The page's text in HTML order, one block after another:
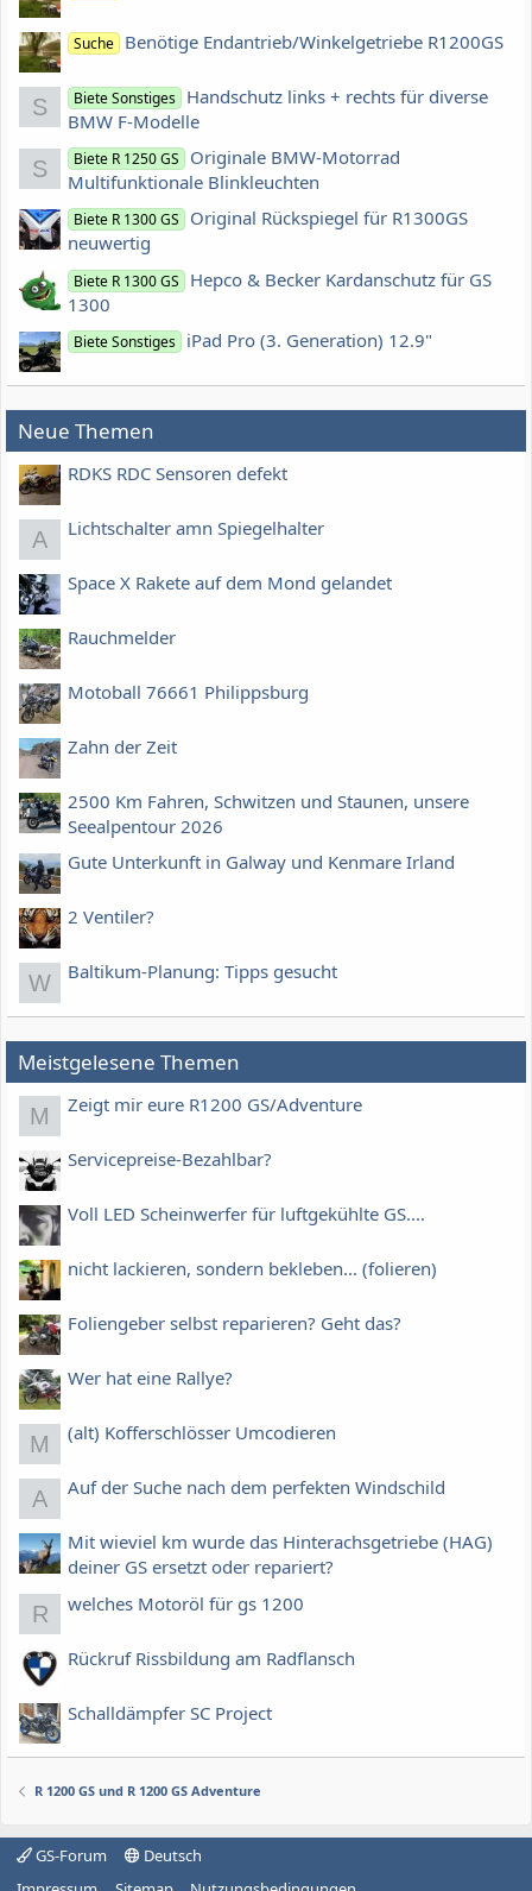
Suche Benötige Endantrieb/Winkelgetriebe R1200GS
S Biete Sonstiges Handschutz links + rechts für diverse
BMW F-Modelle
S Biete R 1250 GS
Originale BMW-Motorrad
Multifunktionale Blinkleuchten
Biete R 1300 GS
Original Rückspiegel für R1300GS
neuwertig
Biete R 1300 GS
Hepco & Becker Kardanschutz für GS
1300
Biete Sonstiges iPad Pro (3. Generation) 12.9"
Neue Themen
RDKS RDC Sensoren defekt
A Lichtschalter amn Spiegelhalter
Space X Rakete auf dem Mond gelandet
Rauchmelder
Motoball 76661 Philippsburg
Zahn der Zeit
2500 Km Fahren, Schwitzen und Staunen, unsere
Seealpentour 2026
Gute Unterkunft in Galway und Kenmare Irland
2 Ventiler?
W Baltikum-Planung: Tipps gesucht
Meistgelesene Themen
M Zeigt mir eure R1200 GS/Adventure
Servicepreise-Bezahlbar?
Voll LED Scheinwerfer für luftgekühlte GS....
nicht lackieren, sondern bekleben... (folieren)
Foliengeber selbst reparieren? Geht das?
Wer hat eine Rallye?
M (alt) Kofferschlösser Umcodieren
A Auf der Suche nach dem perfekten Windschild
Mit wieviel km wurde das Hinterachsgetriebe (HAG)
deiner GS ersetzt oder repariert?
R welches Motoröl für gs 1200
Rückruf Rissbildung am Radflansch
Schalldämpfer SC Project
R 1200 GS und R 1200 GS Adventure
GS-Forum
Deutsch